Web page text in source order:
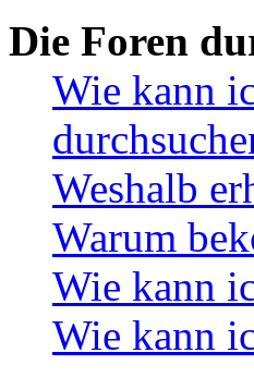
Die Foren
Wie kann
Weshalb
Warum
Wie kann
Wie kann